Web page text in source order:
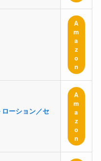
A
m
a
z
o
n
ーション／セ
A
m
a
z
o
n